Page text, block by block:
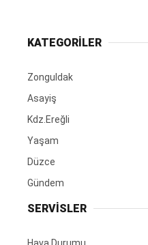
KATEGORİLER
Zonguldak
Asayiş
Kdz.Ereğli
Yaşam
Düzce
Gündem
SERVİSLER